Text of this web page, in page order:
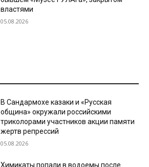
властями
05.08.2026
В Сандармохе казаки и «Русская
община» окружали российскими
триколорами участников акции памяти
жертв репрессий
05.08.2026
Химикаты попали в водоемы после